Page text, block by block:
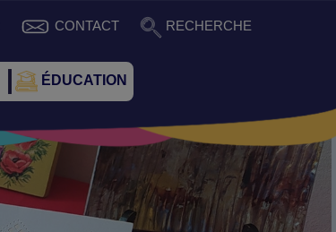
CONTACT RECHERCHE
ÉDUCATION